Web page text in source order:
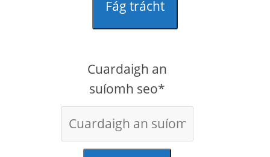
Fág trácht
Cuardaigh an
suíomh seo*